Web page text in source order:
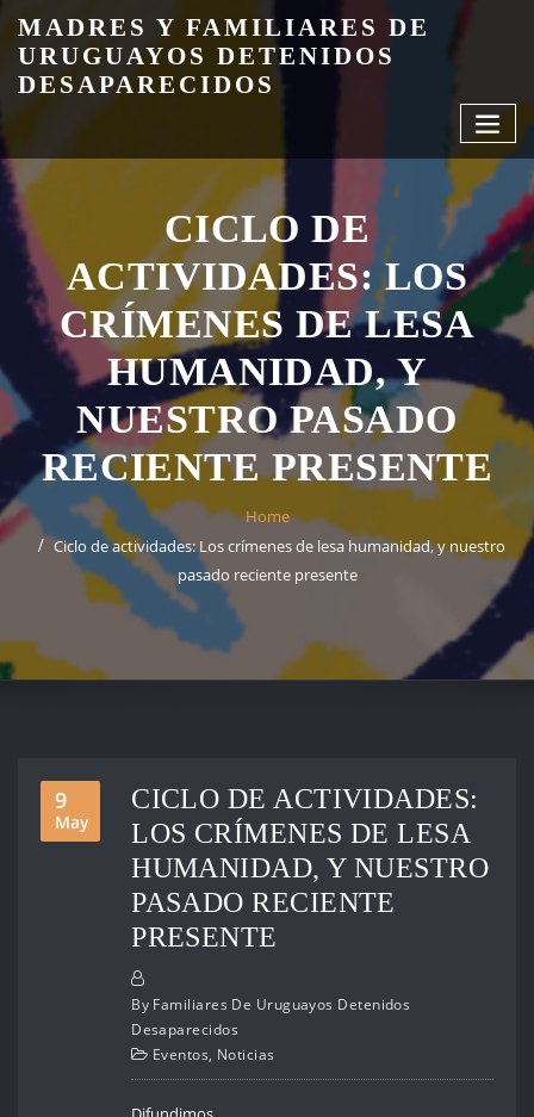
content
MADRES Y FAMILIARES DE
URUGUAYOS DETENIDOS
DESAPARECIDOS
CICLO DE
ACTIVIDADES: LOS
CRÍMENES DE LESA
HUMANIDAD, Y
NUESTRO PASADO
RECIENTE PRESENTE
Home
Ciclo de actividades: Los crímenes de lesa humanidad, y nuestro
pasado reciente presente
9
May
CICLO DE ACTIVIDADES:
LOS CRÍMENES DE LESA
HUMANIDAD, Y NUESTRO
PASADO RECIENTE
PRESENTE
By Familiares De Uruguayos Detenidos
Desaparecidos
Eventos, Noticias